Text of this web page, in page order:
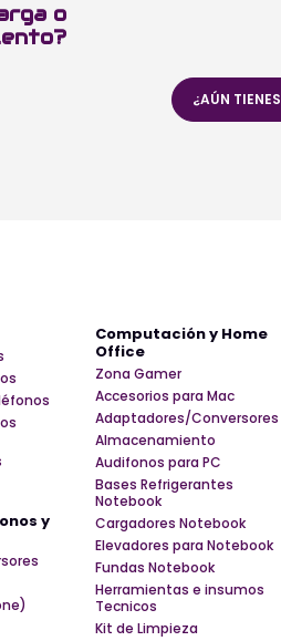
o
¿AÚN
y
Computación y Home
Office
Zona Gamer
Accesorios para Mac
Adaptadores/Conversores
Almacenamiento
Audifonos para PC
Bases Refrigerantes
Notebook
Cargadores Notebook
Elevadores para Notebook
Fundas Notebook
Herramientas e insumos
Tecnicos
Kit de Limpieza